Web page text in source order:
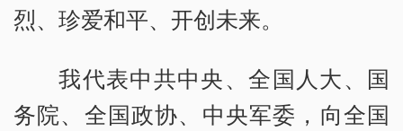
烈、珍爱和平、开创未来。
我代表中共中央、全国人大、国
务院、全国政协、中央军委，向全国